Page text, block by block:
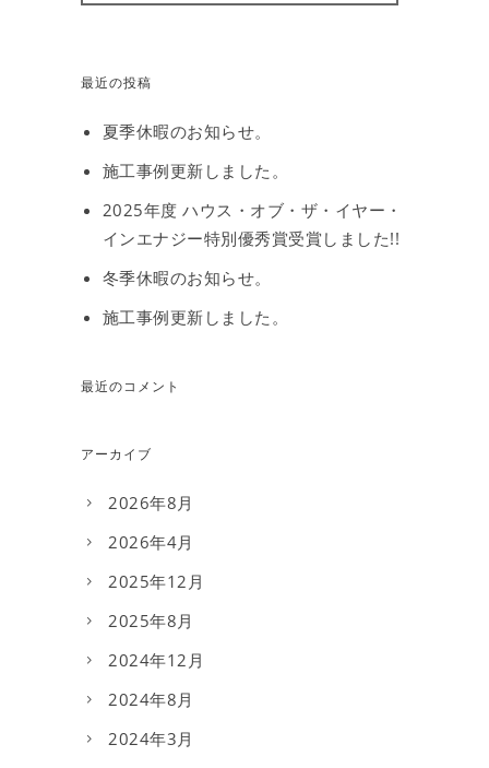
最近の投稿
夏季休暇のお知らせ。
施工事例更新しました。
2025年度 ハウス・オブ・ザ・イヤー・
インエナジー特別優秀賞受賞しました!!
冬季休暇のお知らせ。
施工事例更新しました。
最近のコメント
アーカイブ
2026年8月
2026年4月
2025年12月
2025年8月
2024年12月
2024年8月
2024年3月